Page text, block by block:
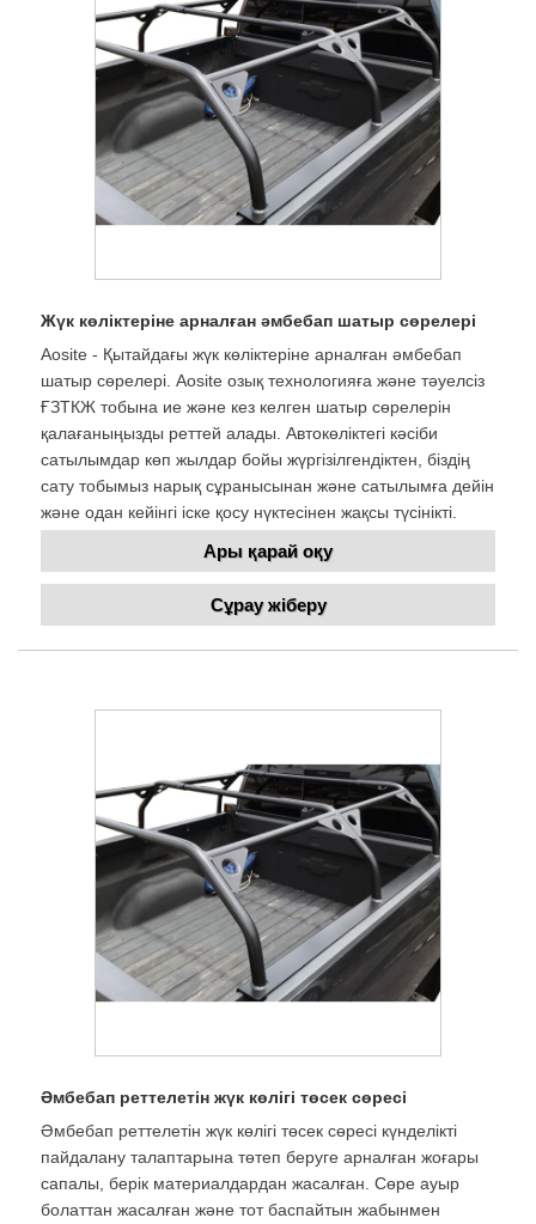
Жүк көліктеріне арналған әмбебап шатыр сөрелері
Aosite - Қытайдағы жүк көліктеріне арналған әмбебап
шатыр сөрелері. Aosite озық технологияға және тәуелсіз
ҒЗТКЖ тобына ие және кез келген шатыр сөрелерін
қалағаныңызды реттей алады. Автокөліктегі кәсіби
сатылымдар көп жылдар бойы жүргізілгендіктен, біздің
сату тобымыз нарық сұранысынан және сатылымға дейін
және одан кейінгі іске қосу нүктесінен жақсы түсінікті.
Ары қарай оқу
Сұрау жіберу
Әмбебап реттелетін жүк көлігі төсек сөресі
Әмбебап реттелетін жүк көлігі төсек сөресі күнделікті
пайдалану талаптарына төтеп беруге арналған жоғары
сапалы, берік материалдардан жасалған. Сөре ауыр
болаттан жасалған және тот баспайтын жабынмен